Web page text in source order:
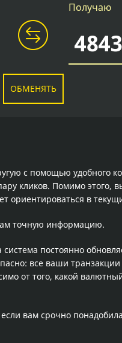
Получаю
ОБМЕНЯТЬ
с помощью удобного
кликов. Помимо этого,
ориентироваться в
точную информацию.
постоянно
все ваши
от того, какой
если вам срочно